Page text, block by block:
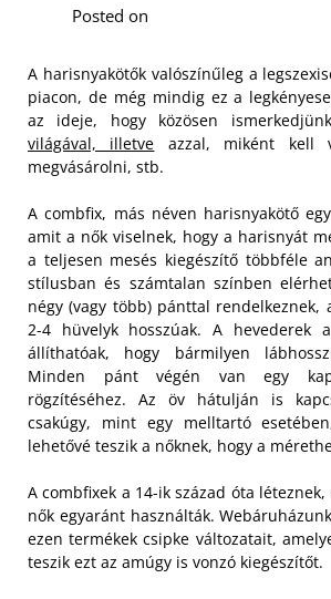
Posted on
A harisnyakötők valószínűleg a
piacon, de még mindig ez a
az ideje, hogy közösen
világával, illetve azzal, miként kell
megvásárolni, stb.
A combfix, más néven harisnyakötő
amit a nők viselnek, hogy a harisnyát
a teljesen mesés kiegészítő többféle
stílusban és számtalan színben
négy (vagy több) pánttal rendelkeznek,
2-4 hüvelyk hosszúak.A hevederek
állíthatóak, hogy bármilyen
Minden pánt végén van egy
rögzítéséhez. Az öv hátulján is
csakúgy, mint egy melltartó
lehetővé teszik a nőknek, hogy a
A combfixek a 14-ik század óta
nők egyaránt használták.
ezen termékek csipke változatait,
teszik ezt az amúgy is vonzó kiegészítőt.